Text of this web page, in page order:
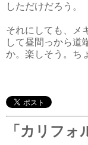
しただけだろう。
それにしても、メ
して昼間っから道
か。楽しそう。ち
「カリフ